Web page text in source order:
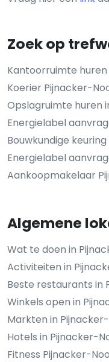
Zoek op
Kantoorruimte
Koerier Pijnacker-
Opslagruimte huren
Energielabel
Bouwkundige
Energielabel
Aankoopmakelaar
Algemene
Wat te doen in
Activiteiten in
Beste restaurants in
Winkels open in
Markten in
Hotels in Pijnacker-
Fitness Pijnacker-